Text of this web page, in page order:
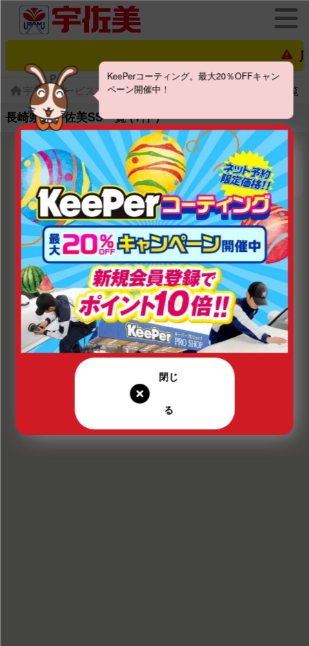
店
宇佐美サービスステーション検索 長崎県の宇佐美SS一覧
長崎県の宇佐美SS一覧 (1件 )
リスト
KeePerコーティング。最大20％OFFキャン
ペーン開催中！